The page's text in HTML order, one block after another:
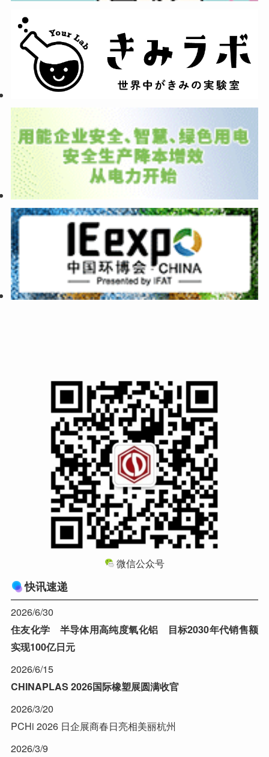
微信公众号
快讯速递
2026/6/30
住友化学 半导体用高纯度氧化铝 目标2030年代销售额
实现100亿日元
2026/6/15
CHINAPLAS 2026国际橡塑展圆满收官
2026/3/20
PCHi 2026 日企展商春日亮相美丽杭州
2026/3/9